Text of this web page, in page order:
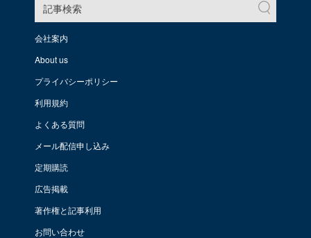
記事検索
会社案内
About us
プライバシーポリシー
利用規約
よくある質問
メール配信申し込み
定期購読
広告掲載
著作権と記事利用
お問い合わせ